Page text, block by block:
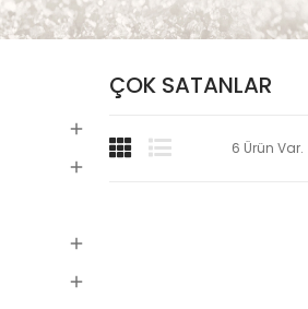




ÇOK SATANLAR
6 Ürün Var.